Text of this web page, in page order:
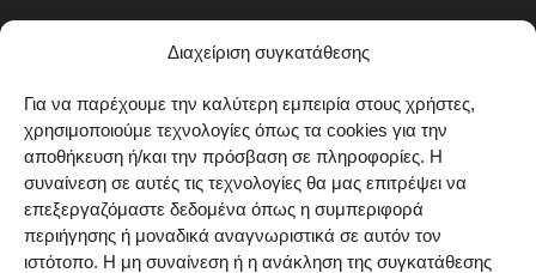
Διαχείριση συγκατάθεσης
Για να παρέχουμε την καλύτερη εμπειρία στους χρήστες,
χρησιμοποιούμε τεχνολογίες όπως τα cookies για την
αποθήκευση ή/και την πρόσβαση σε πληροφορίες. Η
συναίνεση σε αυτές τις τεχνολογίες θα μας επιτρέψει να
επεξεργαζόμαστε δεδομένα όπως η συμπεριφορά
περιήγησης ή μοναδικά αναγνωριστικά σε αυτόν τον
ιστότοπο. Η μη συναίνεση ή η ανάκληση της συγκατάθεσης
Τρόποι πληρωμής
Πολιτική επιστροφών
Όροι χρήσης
Cookie Policy (EU)
ΑΚΟΛΟΥΘΗΣΤΕ ΜΑΣ